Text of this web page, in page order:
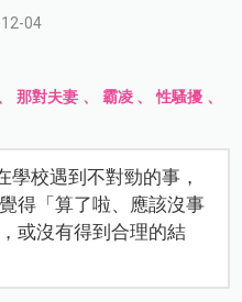
04
那對夫妻 、 霸凌 、性騷擾 、
學校遇到不對勁的事，
得「算了啦、應該沒事
或沒有得到合理的結